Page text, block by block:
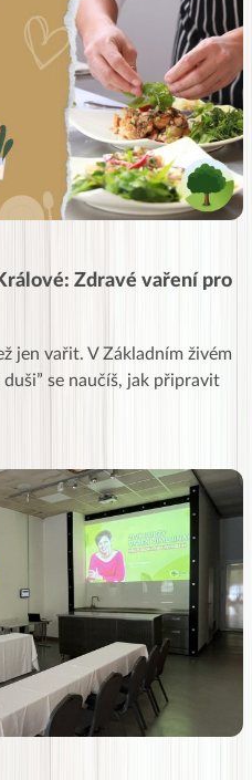
Zdravé vaření pro
jen vařit. V Základním živém
se naučíš, jak připravit